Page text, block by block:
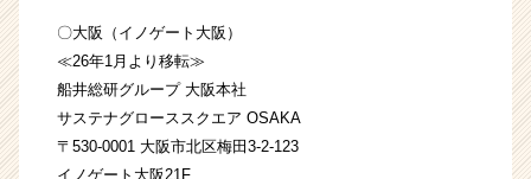
〇大阪（イノゲート大阪）
≪26年1月より移転≫
船井総研グループ 大阪本社
サステナグローススクエア OSAKA
〒530-0001 大阪市北区梅田3-2-123
イノゲート大阪21F